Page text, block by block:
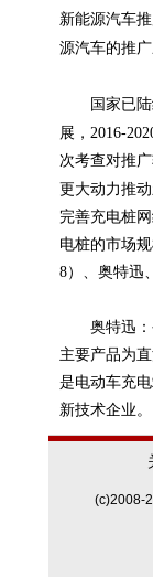
新能源汽车
源汽车的推
国家已陆
展，2016-
次考查对推
更大动力推动
完善充电桩
电桩的市场
8）、奥特迅
奥特迅：公
主要产品为
是电动车充
新技术企业。
(c)2008-